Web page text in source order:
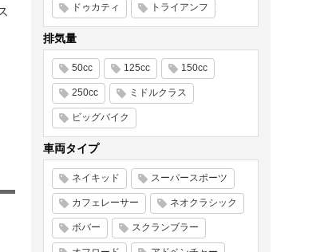
ドゥカティ トライアンフ
排気量
50cc 125cc 150cc
250cc ミドルクラス
ビッグバイク
車両タイプ
ネイキッド スーパースポーツ
カフェレーサー ネオクラシック
ボバー スクランブラー